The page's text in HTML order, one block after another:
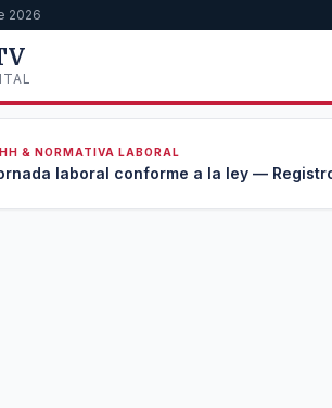
2026
& NORMATIVA LABORAL
laboral conforme a la ley —